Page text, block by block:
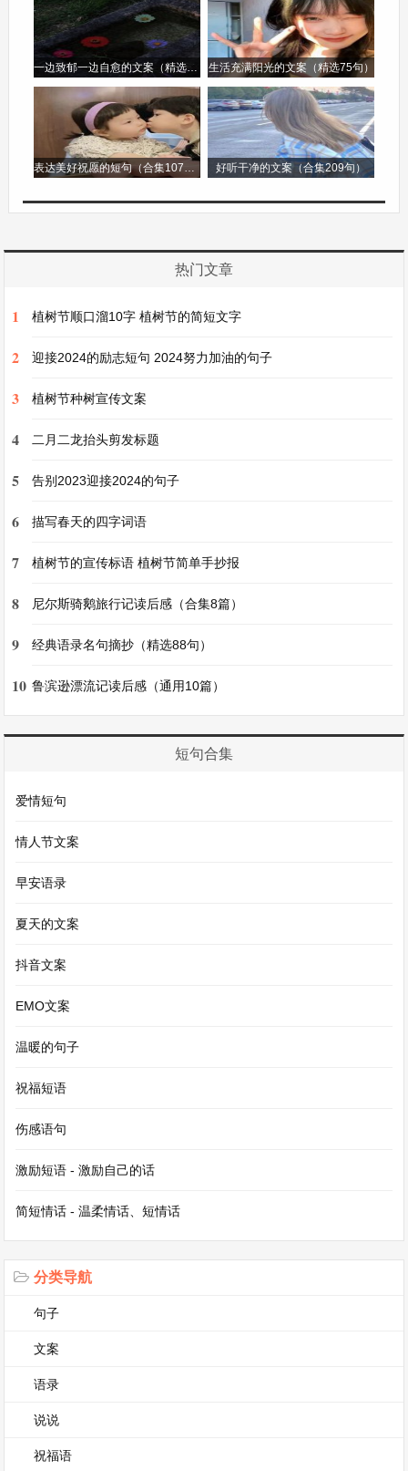
之乐。
在古老的传说中，冬至是阴阳交割的时刻，阴极阳
生，从这一天起，阳气开始逐渐回升，万物也将慢
慢复苏。就像人生中的困境与挫折，虽然寒冷而漫
长，但只要我们心怀希望，坚守信念，就一定能够
迎来转机，如同冬至过后那逐渐变长的白昼，光明
总会驱散黑暗。
冬至的夜晚，繁星点点，明月高悬。虽然寒冷依
论是与家人团聚的欢乐，还是对远方亲人的思念，
都成为了这个冬至最珍贵的记忆。让我们在这寒夜
来，就像在寒冷的冬至等待着暖阳的照耀，相信一
切都会越来越好。
冬至之韵
地，冬至，这个古老而神秘的节气，迈着它沉稳的
步伐，降临人间。它如同一首悠扬的乐章，在寒冷
冬至的清晨，世界仿佛被冰雪封印，一片银白而寂
静。太阳似乎也畏惧这严寒，迟迟不肯露面，只留
下天边一抹淡淡的鱼肚白。大地像是铺上了一层厚
的“咯吱咯吱”声，仿佛是冬的低语。远处的山峦，
被积雪压弯了枝头，有的则傲然挺立，枝桠上挂满
了冰霜，在微弱的阳光下折射出五彩的光芒，犹如
在这寒冷的节气里，人们的生活却充满了别样的热
一家人齐聚厨房，长辈们熟练地揉面、擀皮，年轻
人则忙着调馅、包饺子。大家一边包着饺子，一边
着大人的样子包上几个饺子，虽然样子不太美观，
但却充满了童真童趣。当热气腾腾的饺子出锅时，
着美味的饺子，感受着家的温暖与亲情的浓厚，仿
佛所有的寒冷都被驱散得无影无踪。
南方的冬至，则以汤圆为代表。糯米粉加水揉成光
馅、浓郁的花生馅等等。煮汤圆时，看着它们在锅
中翻滚跳跃，如同欢快的小精灵，心中也充满了喜
一边致郁一边自愈的文案（精选96句） 生活充满阳光的文案（精选75句）
表达美好祝愿的短句（合集107句） 好听干净的文案（合集209句）
热门文章
1 植树节顺口溜10字 植树节的简短文字
2 迎接2024的励志短句 2024努力加油的句子
3 植树节种树宣传文案
4 二月二龙抬头剪发标题
5 告别2023迎接2024的句子
6 描写春天的四字词语
7 植树节的宣传标语 植树节简单手抄报
8 尼尔斯骑鹅旅行记读后感（合集8篇）
9 经典语录名句摘抄（精选88句）
10 鲁滨逊漂流记读后感（通用10篇）
短句合集
爱情短句
情人节文案
早安语录
夏天的文案
抖音文案
EMO文案
温暖的句子
祝福短语
伤感语句
激励短语 - 激励自己的话
简短情话 - 温柔情话、短情话
分类导航
句子
文案
语录
说说
祝福语